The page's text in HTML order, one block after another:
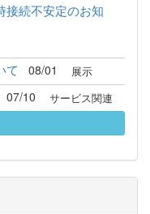
接続不安定のお知
て 08/01 展示
07/10 サービス関連